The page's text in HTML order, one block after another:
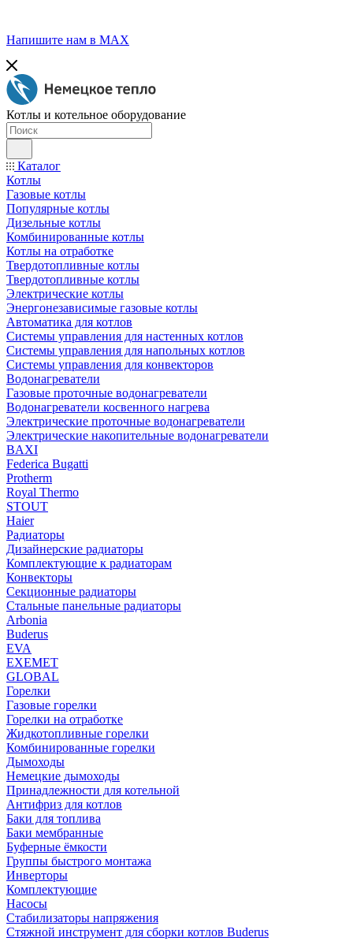
Напишите нам в МАХ
Котлы и котельное оборудование
Каталог
Котлы
Газовые котлы
Популярные котлы
Дизельные котлы
Комбинированные котлы
Котлы на отработке
Твердотопливные котлы
Твердотопливные котлы
Электрические котлы
Энергонезависимые газовые котлы
Автоматика для котлов
Системы управления для настенных котлов
Системы управления для напольных котлов
Системы управления для конвекторов
Водонагреватели
Газовые проточные водонагреватели
Водонагреватели косвенного нагрева
Электрические проточные водонагреватели
Электрические накопительные водонагреватели
BAXI
Federica Bugatti
Protherm
Royal Thermo
STOUT
Haier
Радиаторы
Дизайнерские радиаторы
Комплектующие к радиаторам
Конвекторы
Секционные радиаторы
Стальные панельные радиаторы
Arbonia
Buderus
EVA
EXEMET
GLOBAL
Горелки
Газовые горелки
Горелки на отработке
Жидкотопливные горелки
Комбинированные горелки
Дымоходы
Немецкие дымоходы
Принадлежности для котельной
Антифриз для котлов
Баки для топлива
Баки мембранные
Буферные ёмкости
Группы быстрого монтажа
Инверторы
Комплектующие
Насосы
Стабилизаторы напряжения
Стяжной инструмент для сборки котлов Buderus